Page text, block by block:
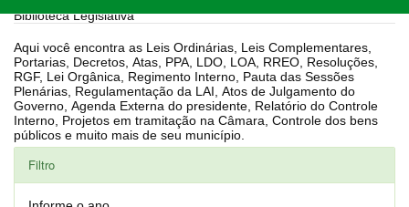
Biblioteca Legislativa
Aqui você encontra as Leis Ordinárias, Leis Complementares,
Portarias, Decretos, Atas, PPA, LDO, LOA, RREO, Resoluções,
RGF, Lei Orgânica, Regimento Interno, Pauta das Sessões
Plenárias, Regulamentação da LAI, Atos de Julgamento do
Governo, Agenda Externa do presidente, Relatório do Controle
Interno, Projetos em tramitação na Câmara, Controle dos bens
públicos e muito mais de seu município.
Filtro